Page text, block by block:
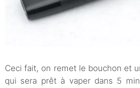
Ceci fait, on remet le bouchon et
qui sera prêt à vaper dans 5